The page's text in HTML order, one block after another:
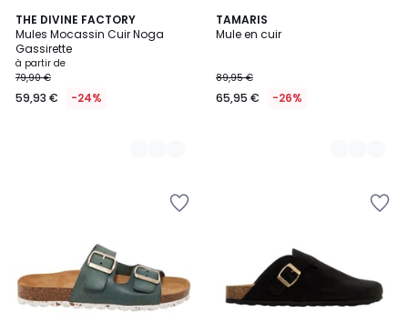
THE DIVINE FACTORY
Mules Mocassin Cuir Noga
Gassirette
à partir de
79,90 €
59,93 € -24%
5
Couleurs
TAMARIS
Mule en cuir
89,95 €
65,95 € -26%
2
Couleurs